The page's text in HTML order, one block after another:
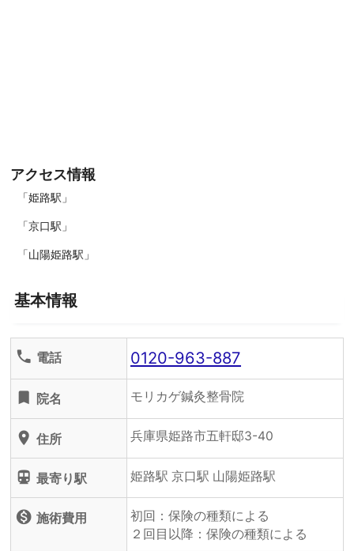
アクセス情報
「姫路駅」
「京口駅」
「山陽姫路駅」
基本情報
phone 電話 0120-963-887
turned_in 院名 モリカゲ鍼灸整骨院
location_on 住所 兵庫県姫路市五軒邸3-40
directions_subway 最寄り駅 姫路駅 京口駅 山陽姫路駅
monetization_on 施術費用
初回：保険の種類による
２回目以降：保険の種類による